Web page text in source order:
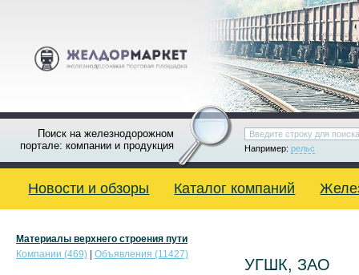
Поиск на железнодорожном
портале: компании и продукция
Например: рельс
Новости и обзоры Каталог компаний
УГШК, ЗАО
Материалы верхнего строения пути
Компании (469)
Объявления (11427)